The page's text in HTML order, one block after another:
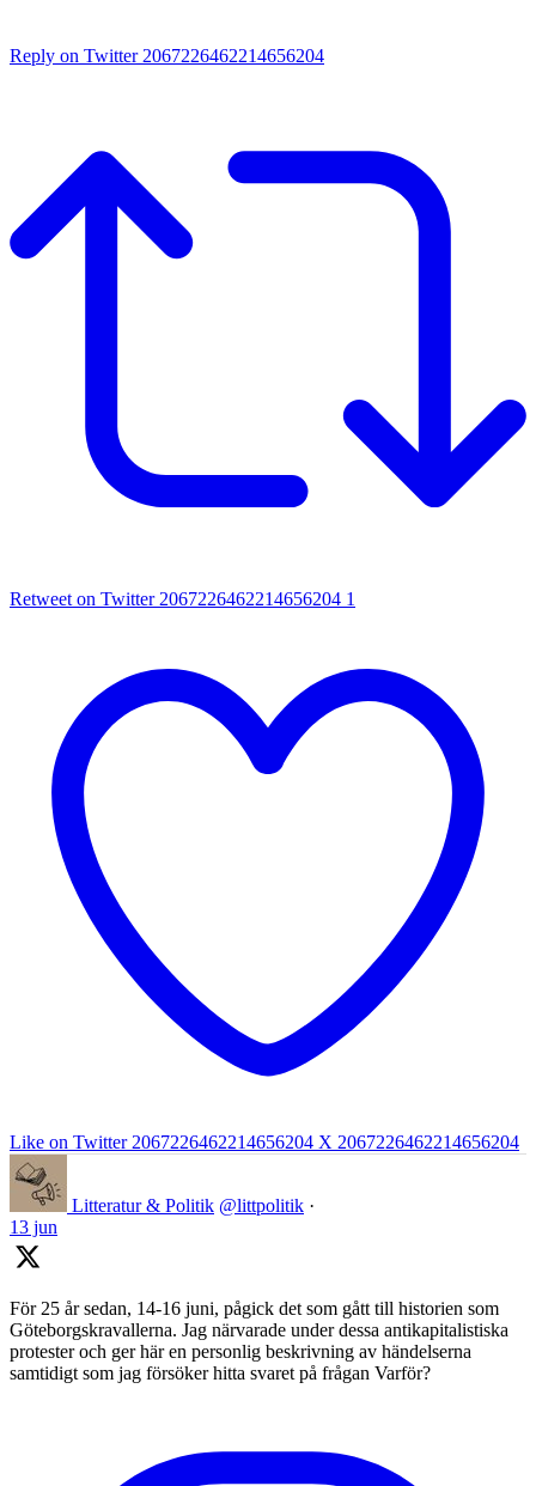
Reply on Twitter 2067226462214656204
Retweet on Twitter 2067226462214656204 1
Like on Twitter 2067226462214656204 X 2067226462214656204
Litteratur & Politik @littpolitik ·
13 jun
För 25 år sedan, 14-16 juni, pågick det som gått till historien som
Göteborgskravallerna. Jag närvarade under dessa antikapitalistiska
protester och ger här en personlig beskrivning av händelserna
samtidigt som jag försöker hitta svaret på frågan Varför?